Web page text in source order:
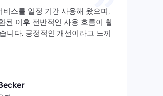
스를 일정 기간 사용해 왔으며,
된 이후 전반적인 사용 흐름이 훨
니다. 긍정적인 개선이라고 느끼